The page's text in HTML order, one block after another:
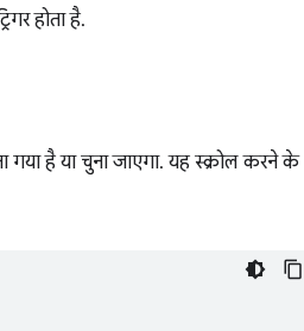
होता है.
गया है या चुना जाएगा. यह स्क्रोल करने के